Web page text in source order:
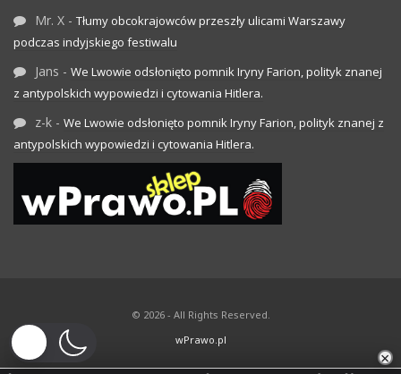
Mr. X - Tłumy obcokrajowców przeszły ulicami Warszawy
podczas indyjskiego festiwalu
Jans - We Lwowie odsłonięto pomnik Iryny Farion, polityk znanej
z antypolskich wypowiedzi i cytowania Hitlera.
z-k - We Lwowie odsłonięto pomnik Iryny Farion, polityk znanej z
antypolskich wypowiedzi i cytowania Hitlera.
© 2026 - All Rights Reserved.
wPrawo.pl
×